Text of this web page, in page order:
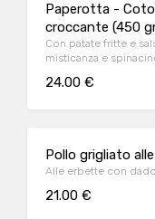
Paperotta -
croccante (450
Con patate fritte e
misticanza e
24.00 €
Pollo grigliato
Alle erbette con
21.00 €